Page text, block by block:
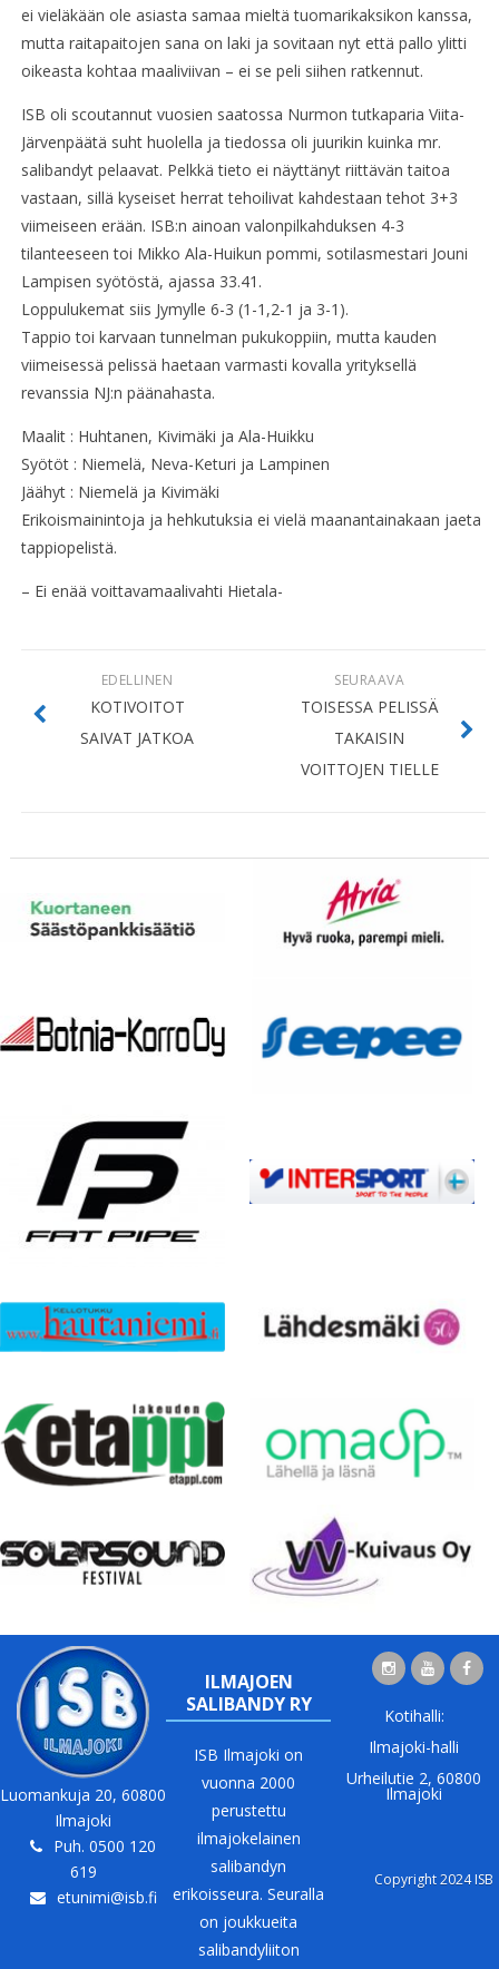
ei vieläkään ole asiasta samaa mieltä tuomarikaksikon kanssa,
mutta raitapaitojen sana on laki ja sovitaan nyt että pallo ylitti
oikeasta kohtaa maaliviivan – ei se peli siihen ratkennut.
ISB oli scoutannut vuosien saatossa Nurmon tutkaparia Viita-
Järvenpäätä suht huolella ja tiedossa oli juurikin kuinka mr.
salibandyt pelaavat. Pelkkä tieto ei näyttänyt riittävän taitoa
vastaan, sillä kyseiset herrat tehoilivat kahdestaan tehot 3+3
viimeiseen erään. ISB:n ainoan valonpilkahduksen 4-3
tilanteeseen toi Mikko Ala-Huikun pommi, sotilasmestari Jouni
Lampisen syötöstä, ajassa 33.41.
Loppulukemat siis Jymylle 6-3 (1-1,2-1 ja 3-1).
Tappio toi karvaan tunnelman pukukoppiin, mutta kauden
viimeisessä pelissä haetaan varmasti kovalla yrityksellä
revanssia NJ:n päänahasta.
Maalit : Huhtanen, Kivimäki ja Ala-Huikku
Syötöt : Niemelä, Neva-Keturi ja Lampinen
Jäähyt : Niemelä ja Kivimäki
Erikoismainintoja ja hehkutuksia ei vielä maanantainakaan jaeta
tappiopelistä.
– Ei enää voittavamaalivahti Hietala-
SEURAAVA
TOISESSA PELISSÄ
TAKAISIN
VOITTOJEN TIELLE
EDELLINEN
KOTIVOITOT
SAIVAT JATKOA
Luomankuja 20, 60800
Ilmajoki
Puh. 0500 120
619
etunimi@isb.fi
ILMAJOEN
SALIBANDY RY
ISB Ilmajoki on
vuonna 2000
perustettu
ilmajokelainen
salibandyn
erikoisseura. Seuralla
on joukkueita
salibandyliiton
Kotihalli:
Ilmajoki-halli
Urheilutie 2, 60800
Ilmajoki
Copyright 2024 ISB